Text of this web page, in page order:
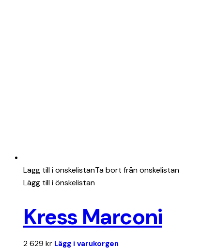
Lägg till i önskelistanTa bort från önskelistan
Lägg till i önskelistan
Kress Marconi
2 629 kr Lägg i varukorgen